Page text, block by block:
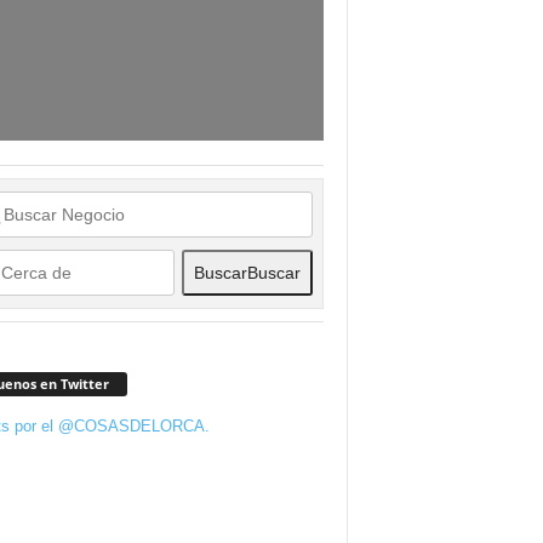
BuscarBuscar
en Twitter
por el @COSASDELORCA.